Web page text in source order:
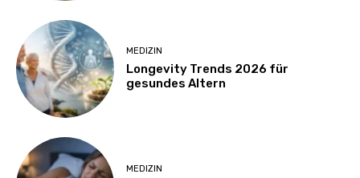
MEDIZIN
Longevity Trends 2026 für
gesundes Altern
MEDIZIN